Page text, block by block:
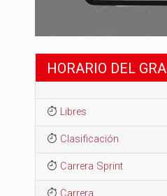
HORARIO DEL
Libres
Clasificación
Carrera Sprint
Carrera